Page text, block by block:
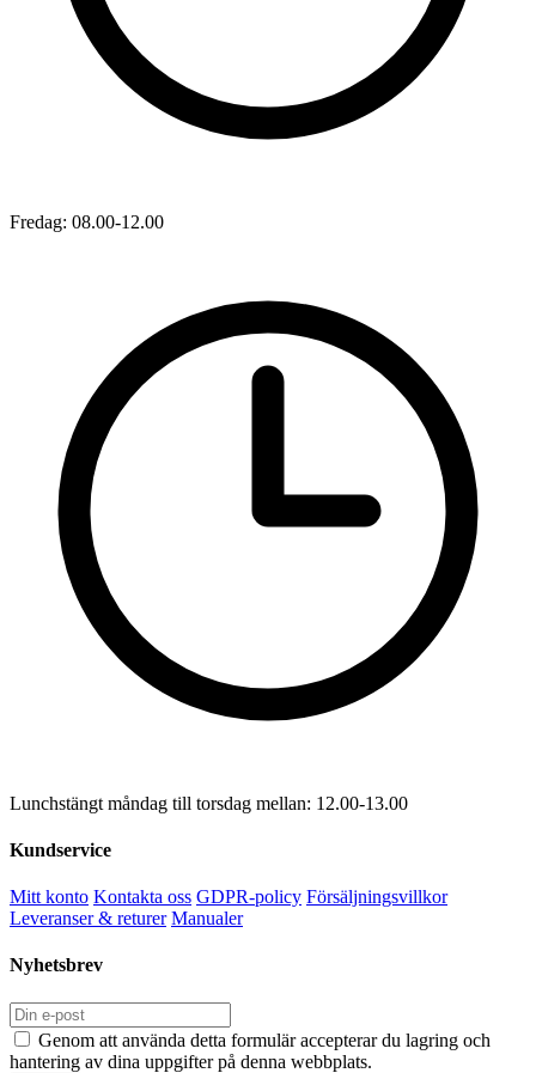
Fredag: 08.00-12.00
Lunchstängt måndag till torsdag mellan: 12.00-13.00
Kundservice
Mitt konto Kontakta oss GDPR-policy Försäljningsvillkor
Leveranser & returer Manualer
Nyhetsbrev
Genom att använda detta formulär accepterar du lagring och
hantering av dina uppgifter på denna webbplats.